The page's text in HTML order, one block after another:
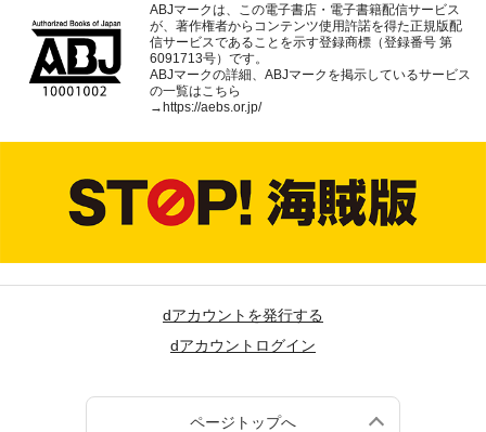
ABJマークは、この電子書店・電子書籍配信サービス
が、著作権者からコンテンツ使用許諾を得た正規版配
信サービスであることを示す登録商標（登録番号 第
6091713号）です。
ABJマークの詳細、ABJマークを掲示しているサービス
の一覧はこちら
→https://aebs.or.jp/
dアカウントを発行する
dアカウントログイン
ページトップへ